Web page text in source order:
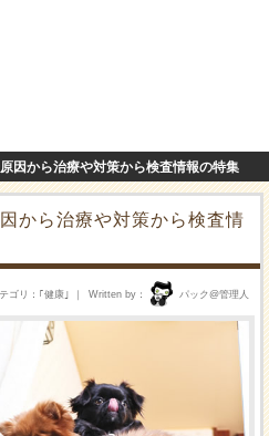
因から治療や対策から検査情報の特集
から治療や対策から検査情
Written by パック@管理人
ゴリ ｢健康 ｣